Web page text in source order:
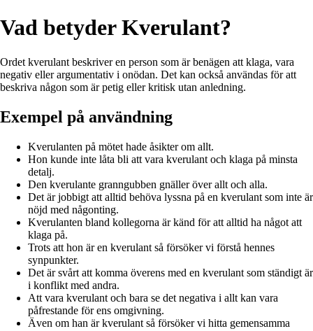
Vad betyder Kverulant?
Ordet kverulant beskriver en person som är benägen att klaga, vara
negativ eller argumentativ i onödan. Det kan också användas för att
beskriva någon som är petig eller kritisk utan anledning.
Exempel på användning
Kverulanten på mötet hade åsikter om allt.
Hon kunde inte låta bli att vara kverulant och klaga på minsta
detalj.
Den kverulante granngubben gnäller över allt och alla.
Det är jobbigt att alltid behöva lyssna på en kverulant som inte är
nöjd med någonting.
Kverulanten bland kollegorna är känd för att alltid ha något att
klaga på.
Trots att hon är en kverulant så försöker vi förstå hennes
synpunkter.
Det är svårt att komma överens med en kverulant som ständigt är
i konflikt med andra.
Att vara kverulant och bara se det negativa i allt kan vara
påfrestande för ens omgivning.
Även om han är kverulant så försöker vi hitta gemensamma